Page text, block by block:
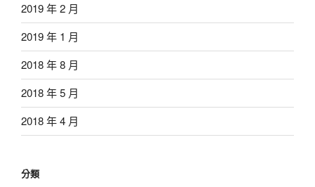
2019 年 2 月
2019 年 1 月
2018 年 8 月
2018 年 5 月
2018 年 4 月
分類